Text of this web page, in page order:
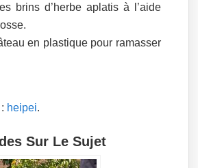
brins d’herbe aplatis à l’aide
en plastique pour ramasser
heipei.
Sur Le Sujet